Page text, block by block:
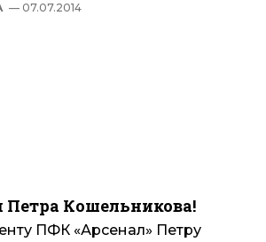
— 07.07.2014
Петра Кошельникова!
ПФК «Арсенал» Петру